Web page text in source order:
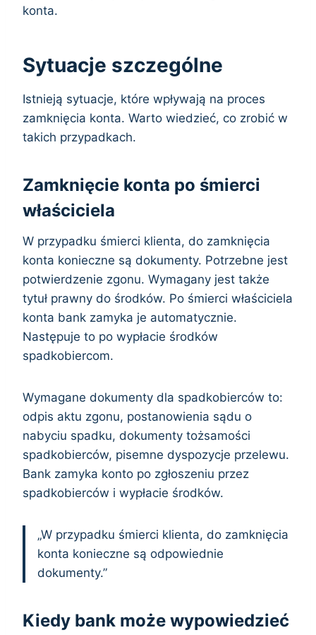
konta.
Sytuacje szczególne
Istnieją sytuacje, które wpływają na proces
zamknięcia konta. Warto wiedzieć, co zrobić w
takich przypadkach.
Zamknięcie konta po śmierci
właściciela
W przypadku śmierci klienta, do zamknięcia
konta konieczne są dokumenty. Potrzebne jest
potwierdzenie zgonu. Wymagany jest także
tytuł prawny do środków. Po śmierci właściciela
konta bank zamyka je automatycznie.
Następuje to po wypłacie środków
spadkobiercom.
Wymagane dokumenty dla spadkobierców to:
odpis aktu zgonu, postanowienia sądu o
nabyciu spadku, dokumenty tożsamości
spadkobierców, pisemne dyspozycje przelewu.
Bank zamyka konto po zgłoszeniu przez
spadkobierców i wypłacie środków.
„W przypadku śmierci klienta, do zamknięcia
konta konieczne są odpowiednie
dokumenty.”
Kiedy bank może wypowiedzieć